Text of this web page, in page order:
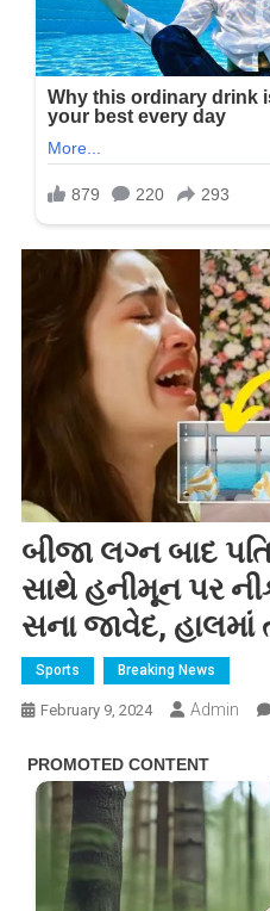
બીજા લગ્ન બાદ
સાથે હનીમૂન પર
સના જાવેદ,
Sports Breaking News
February 9, 2024 Admin